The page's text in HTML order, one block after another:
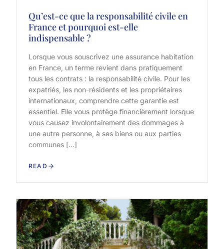
Qu’est-ce que la responsabilité civile en
France et pourquoi est-elle
indispensable ?
Lorsque vous souscrivez une assurance habitation
en France, un terme revient dans pratiquement
tous les contrats : la responsabilité civile. Pour les
expatriés, les non-résidents et les propriétaires
internationaux, comprendre cette garantie est
essentiel. Elle vous protège financièrement lorsque
vous causez involontairement des dommages à
une autre personne, à ses biens ou aux parties
communes […]
READ